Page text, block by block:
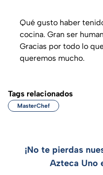
Qué gusto haber
cocina. Gran ser
Gracias por todo lo
queremos mucho.
Tags relacionados
MasterChef
¡No te pierdas
Azteca Uno